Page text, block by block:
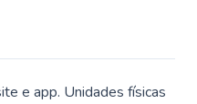
e app. Unidades físicas